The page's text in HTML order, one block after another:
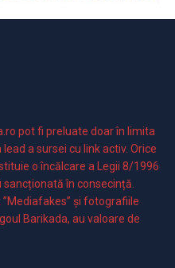
pot fi preluate doar în limita
a sursei cu link activ. Orice
o încălcare a Legii 8/1996
în consecință.
și fotografiile
Barikada, au valoare de